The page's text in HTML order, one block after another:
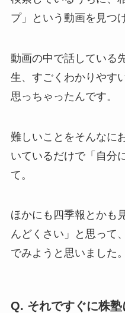
プ」という動画を見つ
動画の中で話している
生、すごくわかりやす
思っちゃったんです。
難しいことをそんなに
いているだけで「自分
て。
ほかにも四季報とかも
んどくさい」と思って
でみようと思いました。
Q. それですぐに株